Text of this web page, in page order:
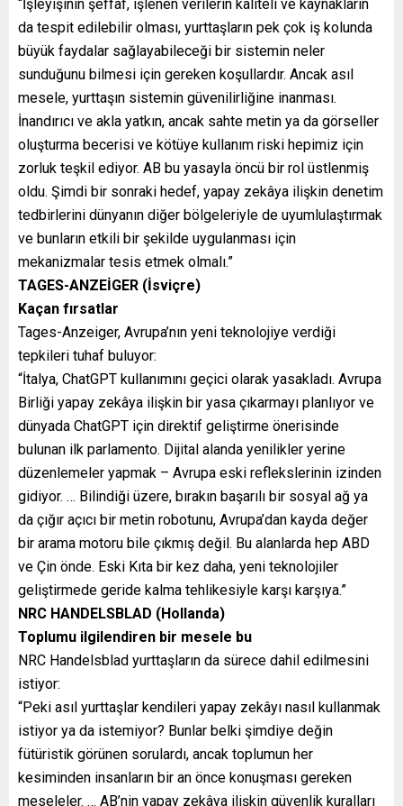
“İşleyişinin şeffaf, işlenen verilerin kaliteli ve kaynakların
da tespit edilebilir olması, yurttaşların pek çok iş kolunda
büyük faydalar sağlayabileceği bir sistemin neler
sunduğunu bilmesi için gereken koşullardır. Ancak asıl
mesele, yurttaşın sistemin güvenilirliğine inanması.
İnandırıcı ve akla yatkın, ancak sahte metin ya da görseller
oluşturma becerisi ve kötüye kullanım riski hepimiz için
zorluk teşkil ediyor. AB bu yasayla öncü bir rol üstlenmiş
oldu. Şimdi bir sonraki hedef, yapay zekâya ilişkin denetim
tedbirlerini dünyanın diğer bölgeleriyle de uyumlulaştırmak
ve bunların etkili bir şekilde uygulanması için
mekanizmalar tesis etmek olmalı.”
TAGES-ANZEİGER (İsviçre)
Kaçan fırsatlar
Tages-Anzeiger, Avrupa’nın yeni teknolojiye verdiği
tepkileri tuhaf buluyor:
“İtalya, ChatGPT kullanımını geçici olarak yasakladı. Avrupa
Birliği yapay zekâya ilişkin bir yasa çıkarmayı planlıyor ve
dünyada ChatGPT için direktif geliştirme önerisinde
bulunan ilk parlamento. Dijital alanda yenilikler yerine
düzenlemeler yapmak – Avrupa eski reflekslerinin izinden
gidiyor. … Bilindiği üzere, bırakın başarılı bir sosyal ağ ya
da çığır açıcı bir metin robotunu, Avrupa’dan kayda değer
bir arama motoru bile çıkmış değil. Bu alanlarda hep ABD
ve Çin önde. Eski Kıta bir kez daha, yeni teknolojiler
geliştirmede geride kalma tehlikesiyle karşı karşıya.”
NRC HANDELSBLAD (Hollanda)
Toplumu ilgilendiren bir mesele bu
NRC Handelsblad yurttaşların da sürece dahil edilmesini
istiyor:
“Peki asıl yurttaşlar kendileri yapay zekâyı nasıl kullanmak
istiyor ya da istemiyor? Bunlar belki şimdiye değin
fütüristik görünen sorulardı, ancak toplumun her
kesiminden insanların bir an önce konuşması gereken
meseleler. … AB’nin yapay zekâya ilişkin güvenlik kuralları